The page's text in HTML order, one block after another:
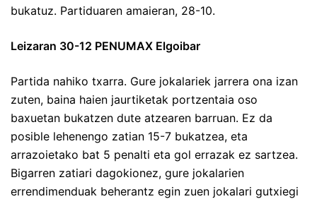
bukatuz. Partiduaren amaieran, 28-10.
Leizaran 30-12 PENUMAX Elgoibar
Partida nahiko txarra. Gure jokalariek jarrera ona izan
zuten, baina haien jaurtiketak portzentaia oso
baxuetan bukatzen dute atzearen barruan. Ez da
posible lehenengo zatian 15-7 bukatzea, eta
arrazoietako bat 5 penalti eta gol errazak ez sartzea.
Bigarren zatiari dagokionez, gure jokalarien
errendimenduak beherantz egin zuen jokalari gutxiegi